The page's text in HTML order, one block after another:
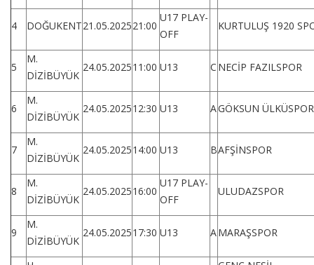
4 DOĞUKENT21.05.202521:00
U17 PLAY-
OFF
KURTULUŞ 1920
5
M.
DİZİBÜYÜK
24.05.202511:00 U13 C NECİP FAZILSPOR
6
M.
DİZİBÜYÜK
24.05.202512:30 U13 AGÖKSUN ÜLKÜSPOR
7
M.
DİZİBÜYÜK
24.05.202514:00 U13 BAFŞİNSPOR
8
M.
DİZİBÜYÜK
24.05.202516:00
U17 PLAY-
OFF
ULUDAZSPOR
9
M.
DİZİBÜYÜK
24.05.202517:30 U13 AMARAŞSPOR